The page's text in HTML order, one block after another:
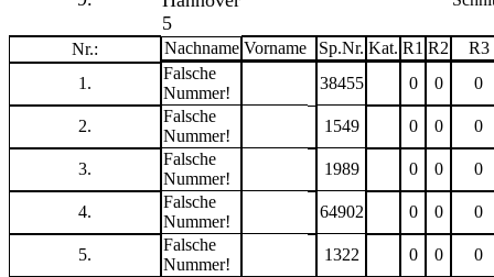
5
Nr.: Nachname Vorname Sp.Nr. Kat. R1 R2
R3
1.
Falsche
Nummer!
38455 0 0 0
2.
Falsche
Nummer!
1549 0 0 0
3.
Falsche
Nummer!
1989 0 0 0
4.
Falsche
Nummer!
64902 0 0 0
5.
Falsche
Nummer!
1322 0 0
0